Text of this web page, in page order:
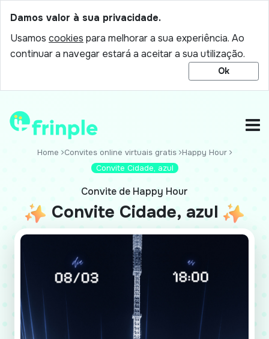
Damos valor à sua privacidade.
Usamos cookies para melhorar a sua experiência. Ao
continuar a navegar estará a aceitar a sua utilização.
Ok
Home Convites online virtuais gratis
Happy Hour
Convite Cidade, azul
Convite de Happy Hour
Convite Cidade, azul